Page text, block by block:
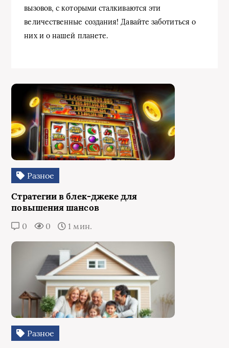
вызовов, с которыми сталкиваются эти
величественные создания! Давайте заботиться о
них и о нашей планете.
Разное
Стратегии в блек-джеке для
повышения шансов
0 0 1 мин.
Разное